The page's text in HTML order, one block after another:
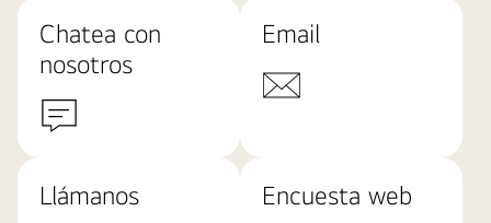
Chatea con
nosotros
Email
Llámanos Encuesta web